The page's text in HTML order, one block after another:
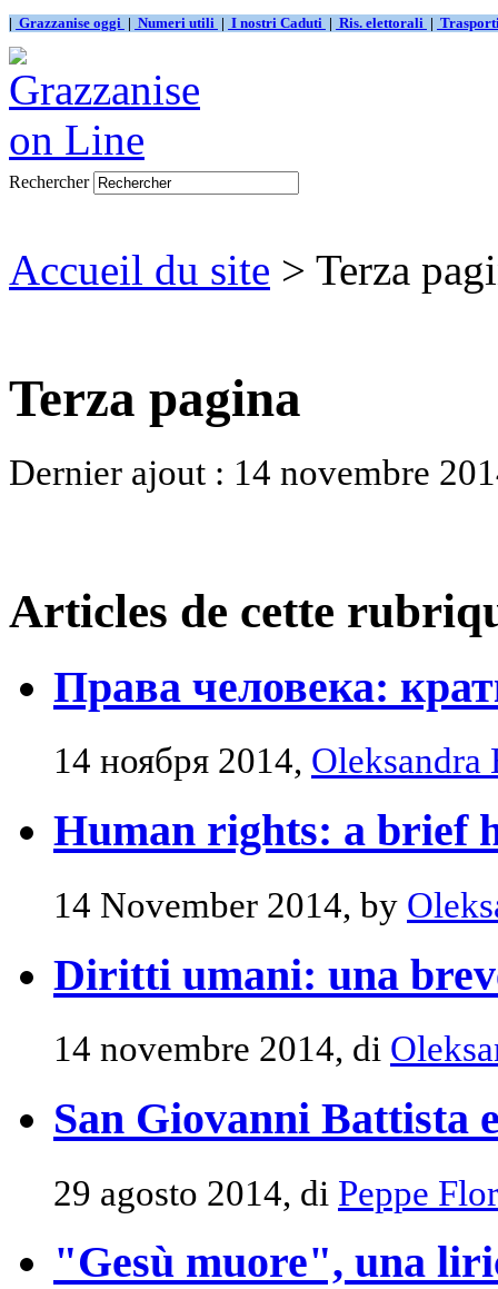
| Grazzanise oggi | Numeri utili | I nostri Caduti | Ris. elettorali |
Rechercher
Accueil du site > Terza
Terza pagina
Dernier ajout : 14 novembre
Articles de cette
Права человека:
14 ноября 2014, Oleksandra
Human rights: a brief
14 November 2014, by
Diritti umani: una
14 novembre 2014, di
San Giovanni Battista
29 agosto 2014, di Peppe
"Gesù muore", una